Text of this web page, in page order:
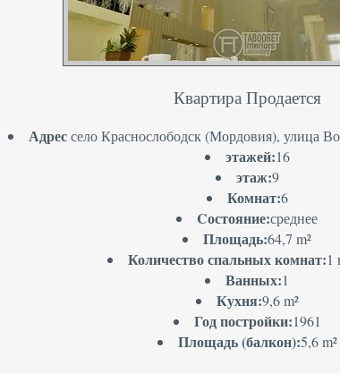
Квартира Продается
Адрессело Краснослободск (Мордовия), улица
этажей:16
этаж:9
Комнат:6
Cостояние:среднее
Площадь:64,7 m²
Количество спальных комнат:1
Ванных:1
Кухня:9,6 m²
Год постройки:1961
Площадь (балкон):5,6 m²